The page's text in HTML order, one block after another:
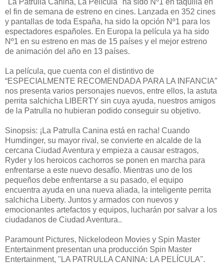
el fin de semana de estreno en cines. Lanzada en 352 cines
y pantallas de toda España, ha sido la opción Nº1 para los
espectadores españoles. En Europa la película ya ha sido
Nº1 en su estreno en mas de 15 países y el mejor estreno
de animación del año en 13 países.
La película, que cuenta con el distintivo de
“ESPECIALMENTE RECOMENDADA PARA LA INFANCIA”
nos presenta varios personajes nuevos, entre ellos, la astuta
perrita salchicha LIBERTY sin cuya ayuda, nuestros amigos
de la Patrulla no hubieran podido conseguir su objetivo.
Sinopsis: ¡La Patrulla Canina está en racha! Cuando
Humdinger, su mayor rival, se convierte en alcalde de la
cercana Ciudad Aventura y empieza a causar estragos,
Ryder y los heroicos cachorros se ponen en marcha para
enfrentarse a este nuevo desafío. Mientras uno de los
pequeños debe enfrentarse a su pasado, el equipo
encuentra ayuda en una nueva aliada, la inteligente perrita
salchicha Liberty. Juntos y armados con nuevos y
emocionantes artefactos y equipos, lucharán por salvar a los
ciudadanos de Ciudad Aventura..
Paramount Pictures, Nickelodeon Movies y Spin Master
Entertainment presentan una producción Spin Master
Entertainment, "LA PATRULLA CANINA: LA PELÍCULA".